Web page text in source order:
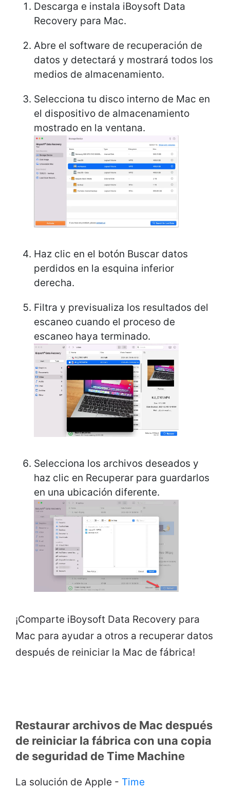
Descarga e instala iBoysoft Data
Recovery para Mac.
Abre el software de recuperación de
datos y detectará y mostrará todos los
medios de almacenamiento.
Selecciona tu disco interno de Mac en
el dispositivo de almacenamiento
mostrado en la ventana.
Haz clic en el botón Buscar datos
perdidos en la esquina inferior
derecha.
Filtra y previsualiza los resultados del
escaneo cuando el proceso de
escaneo haya terminado.
Selecciona los archivos deseados y
haz clic en Recuperar para guardarlos
en una ubicación diferente.
¡Comparte iBoysoft Data Recovery para
Mac para ayudar a otros a recuperar datos
después de reiniciar la Mac de fábrica!
Restaurar archivos de Mac después
de reiniciar la fábrica con una copia
de seguridad de Time Machine
La solución de Apple - Time